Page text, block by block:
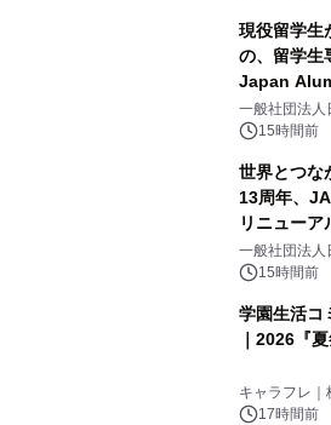
現役留学生
の、留学生
Japan
をリリース
一般社団法人
15時間前
世界とつな
13周年、
リニューア
一般社団法人
15時間前
学園生活コ
｜2026『
キャラフレ｜
デザインズ
17時間前